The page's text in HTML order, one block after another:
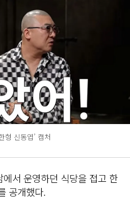
형 신동엽’ 캡처
서 운영하던 식당을 접고 한
공개했다.